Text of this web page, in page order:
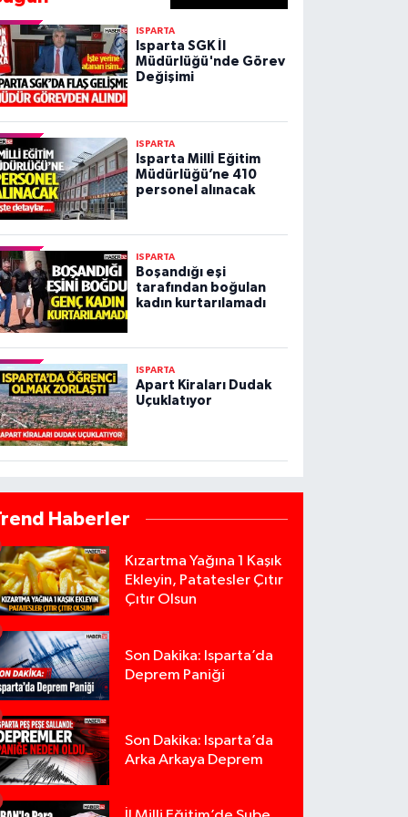
ISPARTA
Isparta SGK İl
Müdürlüğü'nde Görev
Değişimi
ISPARTA
Isparta Millİ Eğitim
Müdürlüğü’ne 410
personel alınacak
ISPARTA
Boşandığı eşi
tarafından boğulan
kadın kurtarılamadı
ISPARTA
Apart Kiraları Dudak
Uçuklatıyor
Haberler
Kızartma Yağına 1 Kaşık
Ekleyin, Patatesler Çıtır
Çıtır Olsun
Son Dakika: Isparta’da
Deprem Paniği
Son Dakika: Isparta’da
Arka Arkaya Deprem